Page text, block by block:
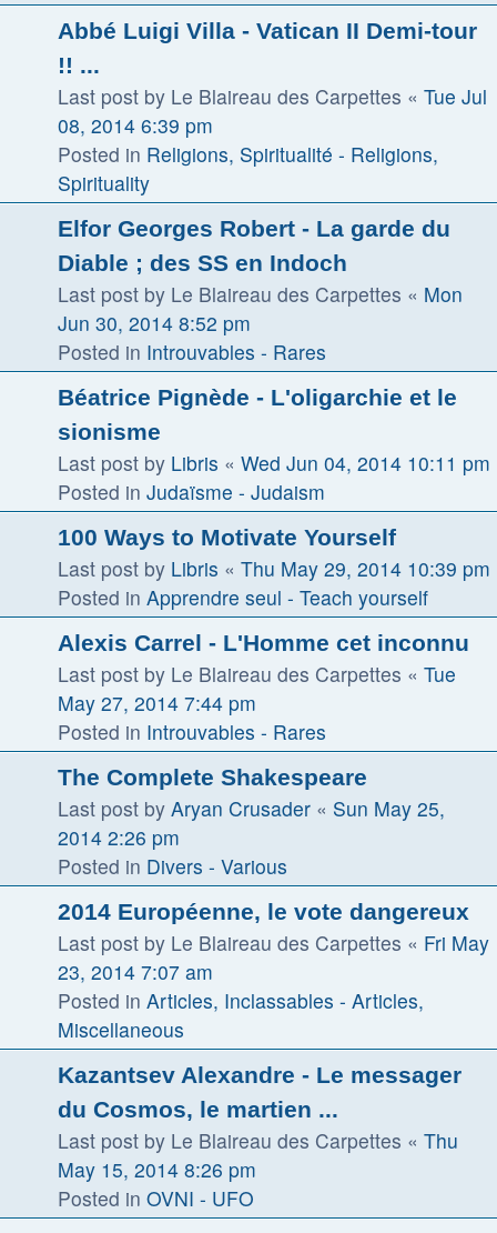
Abbé Luigi Villa - Vatican II Demi-tour
!! ...
Last post by Le Blaireau des Carpettes « Tue Jul
08, 2014 6:39 pm
Posted in Religions, Spiritualité - Religions,
Spirituality
Elfor Georges Robert - La garde du
Diable ; des SS en Indoch
Last post by Le Blaireau des Carpettes « Mon
Jun 30, 2014 8:52 pm
Posted in Introuvables - Rares
Béatrice Pignède - L'oligarchie et le
sionisme
Last post by Libris « Wed Jun 04, 2014 10:11 pm
Posted in Judaïsme - Judaism
100 Ways to Motivate Yourself
Last post by Libris « Thu May 29, 2014 10:39 pm
Posted in Apprendre seul - Teach yourself
Alexis Carrel - L'Homme cet inconnu
Last post by Le Blaireau des Carpettes « Tue
May 27, 2014 7:44 pm
Posted in Introuvables - Rares
The Complete Shakespeare
Last post by Aryan Crusader « Sun May 25,
2014 2:26 pm
Posted in Divers - Various
2014 Européenne, le vote dangereux
Last post by Le Blaireau des Carpettes « Fri May
23, 2014 7:07 am
Posted in Articles, Inclassables - Articles,
Miscellaneous
Kazantsev Alexandre - Le messager
du Cosmos, le martien ...
Last post by Le Blaireau des Carpettes « Thu
May 15, 2014 8:26 pm
Posted in OVNI - UFO